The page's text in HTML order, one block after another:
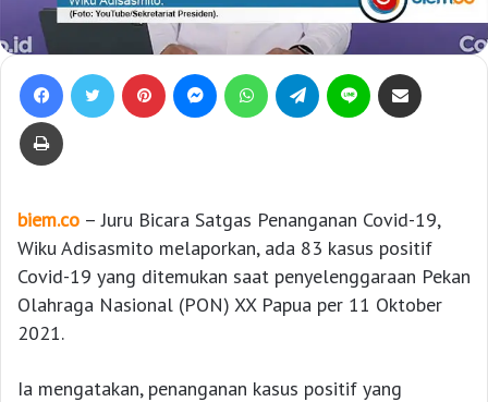
biem.co – Juru Bicara Satgas Penanganan Covid-19,
Wiku Adisasmito melaporkan, ada 83 kasus positif
Covid-19 yang ditemukan saat penyelenggaraan Pekan
Olahraga Nasional (PON) XX Papua per 11 Oktober
2021.
Ia mengatakan, penanganan kasus positif yang